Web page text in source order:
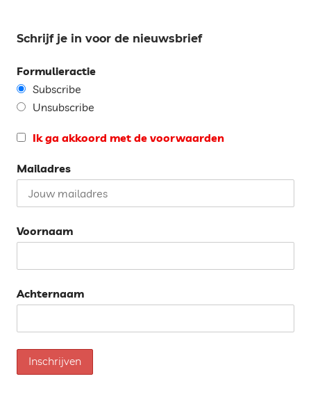
Schrijf je in voor de nieuwsbrief
Formulieractie
Subscribe
Unsubscribe
Ik ga akkoord met de voorwaarden
Mailadres
Voornaam
Achternaam